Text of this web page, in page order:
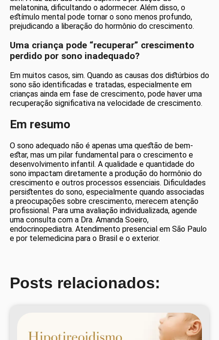
melatonina, dificultando o adormecer. Além disso, o
estímulo mental pode tornar o sono menos profundo,
prejudicando a liberação do hormônio do crescimento.
Uma criança pode “recuperar” crescimento
perdido por sono inadequado?
Em muitos casos, sim. Quando as causas dos distúrbios do
sono são identificadas e tratadas, especialmente em
crianças ainda em fase de crescimento, pode haver uma
recuperação significativa na velocidade de crescimento.
Em resumo
O sono adequado não é apenas uma questão de bem-
estar, mas um pilar fundamental para o crescimento e
desenvolvimento infantil. A qualidade e quantidade do
sono impactam diretamente a produção do hormônio do
crescimento e outros processos essenciais. Dificuldades
persistentes do sono, especialmente quando associadas
a preocupações sobre crescimento, merecem atenção
profissional. Para uma avaliação individualizada, agende
uma consulta com a Dra. Amanda Soeiro,
endocrinopediatra. Atendimento presencial em São Paulo
e por telemedicina para o Brasil e o exterior.
Posts relacionados: